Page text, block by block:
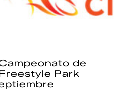
de
Park